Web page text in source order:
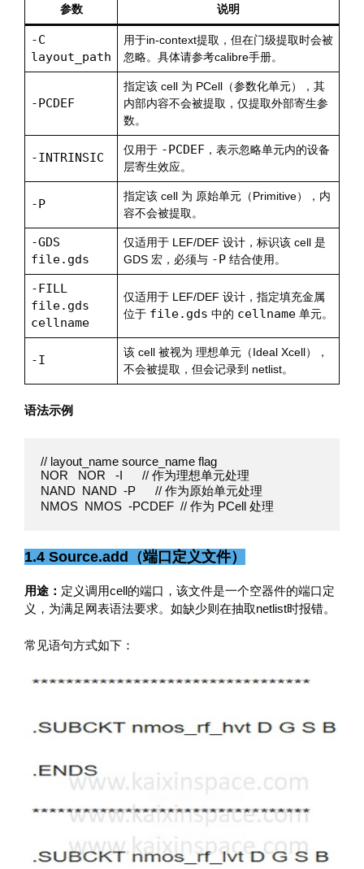
参数 说明
-C
layout_path
用于in-context提取，但在门级提取时会被
忽略。具体请参考calibre手册。
-PCDEF
指定该 cell 为 PCell（参数化单元），其
内部内容不会被提取，仅提取外部寄生参
数。
-INTRINSIC
仅用于 -PCDEF ，表示忽略单元内的设备
层寄生效应。
-P
指定该 cell 为 原始单元（Primitive），内
容不会被提取。
-GDS
file.gds
仅适用于 LEF/DEF 设计，标识该 cell 是
GDS 宏，必须与 -P 结合使用。
-FILL
file.gds
cellname
仅适用于 LEF/DEF 设计，指定填充金属
位于 file.gds 中的 cellname 单元。
-I
该 cell 被视为 理想单元（Ideal Xcell），
不会被提取，但会记录到 netlist。
语法示例
// layout_name source_name flag
NOR   NOR   -I      // 作为理想单元处理
NAND  NAND  -P      // 作为原始单元处理
NMOS  NMOS  -PCDEF  // 作为 PCell 处理
1.4 Source.add（端口定义文件）
用途： 定义调用cell的端口，该文件是一个空器件的端口定
义，为满足网表语法要求。如缺少则在抽取netlist时报错。
常见语句方式如下：